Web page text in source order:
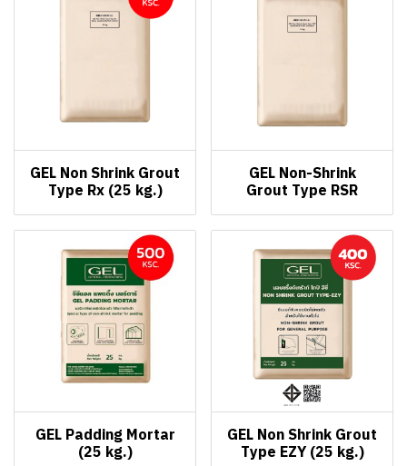
GEL Non Shrink Grout
Type Rx (25 kg.)
GEL Non-Shrink
Grout Type RSR
GEL Padding Mortar
(25 kg.)
GEL Non Shrink Grout
Type EZY (25 kg.)